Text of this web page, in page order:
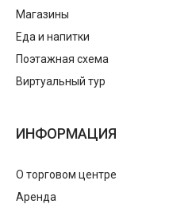
Магазины
Еда и напитки
Поэтажная схема
Виртуальный тур
ИНФОРМАЦИЯ
О торговом центре
Аренда